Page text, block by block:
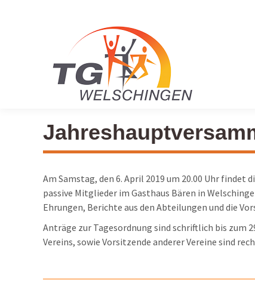
Am Samstag, den 6. April 2019 um 20.00 Uhr
passive Mitglieder im Gasthaus Bären in
Ehrungen, Berichte aus den Abteilungen und die
Anträge zur Tagesordnung sind schriftlich bis zum
Vereins, sowie Vorsitzende anderer Vereine sind